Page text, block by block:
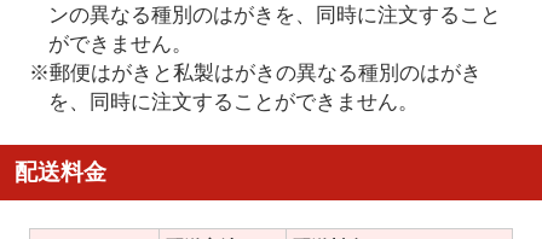
ンの異なる種別のはがきを、同時に注文すること
ができません。
※郵便はがきと私製はがきの異なる種別のはがき
を、同時に注文することができません。
配送料金